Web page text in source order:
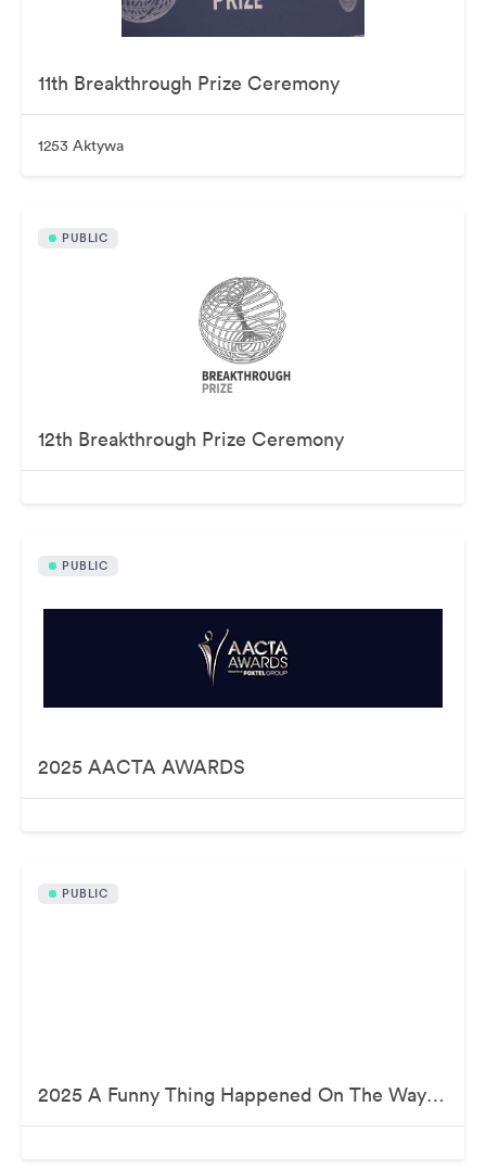
11th Breakthrough Prize Ceremony
1253 Aktywa
PUBLIC
12th Breakthrough Prize Ceremony
PUBLIC
2025 AACTA AWARDS
PUBLIC
2025 A Funny Thing Happened On The Way To Cure Parkinson's